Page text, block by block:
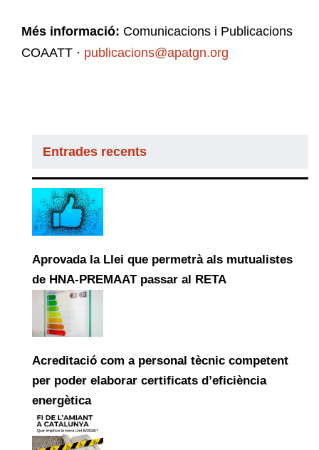
Més informació: Comunicacions i Publicacions
COAATT · publicacions@apatgn.org
Entrades recents
Aprovada la Llei que permetrà als mutualistes
de HNA-PREMAAT passar al RETA
Acreditació com a personal tècnic competent
per poder elaborar certificats d’eficiència
energètica